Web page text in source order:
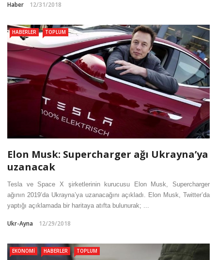
Haber 12/31/2018
HABERLER TOPLUM
Elon Musk: Supercharger ağı Ukrayna’ya
uzanacak
Tesla ve Space X şirketlerinin kurucusu Elon Musk, Supercharger
ağının 2019’da Ukrayna’ya uzanacağını açıkladı. Elon Musk, Twitter’da
yaptığı açıklamada bir haritaya atıfta bulunurak; ...
Ukr-Ayna 12/29/2018
EKONOMI HABERLER TOPLUM